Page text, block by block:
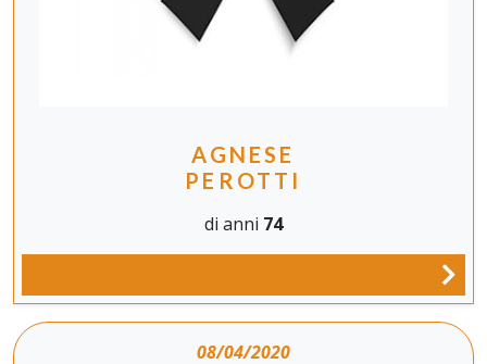
AGNESE
PEROTTI
di anni 74
08/04/2020